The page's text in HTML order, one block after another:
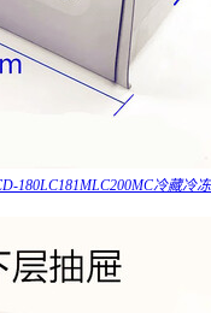
180LC181MLC200MC冷藏冷